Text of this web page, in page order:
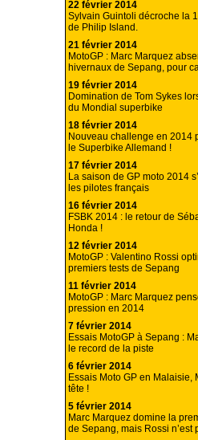
22 février 2014
Sylvain Guintoli décroche la
de Philip Island.
21 février 2014
MotoGP : Marc Marquez
hivernaux de Sepang, pour
19 février 2014
Domination de Tom Sykes
du Mondial superbike
18 février 2014
Nouveau challenge en 2014
le Superbike Allemand !
17 février 2014
La saison de GP moto 2014
les pilotes français
16 février 2014
FSBK 2014 : le retour de
Honda !
12 février 2014
MotoGP : Valentino Rossi
premiers tests de Sepang
11 février 2014
MotoGP : Marc Marquez
pression en 2014
7 février 2014
Essais MotoGP à Sepang :
le record de la piste
6 février 2014
Essais Moto GP en Malaisie,
tête !
5 février 2014
Marc Marquez domine la
de Sepang, mais Rossi n’est